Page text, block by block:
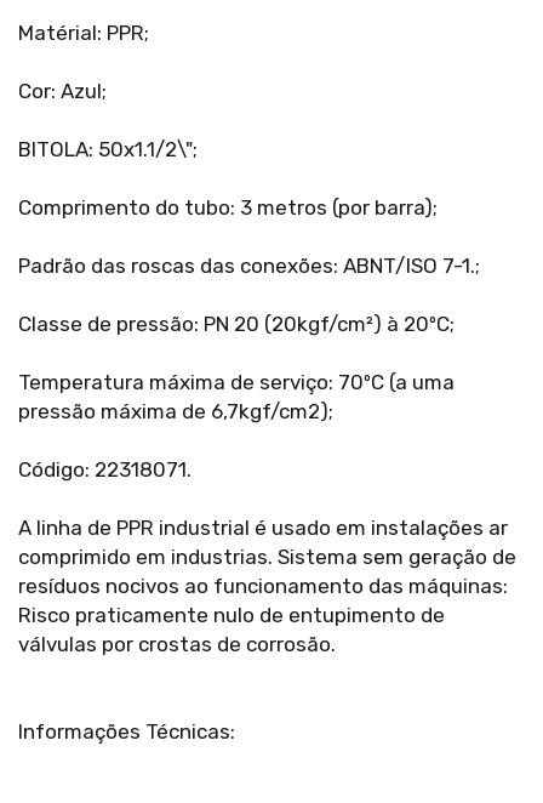
Matérial: PPR;
Cor: Azul;
BITOLA: 50x1.1/2\";
Comprimento do tubo: 3 metros (por barra);
Padrão das roscas das conexões: ABNT/ISO 7-1.;
Classe de pressão: PN 20 (20kgf/cm²) à 20ºC;
Temperatura máxima de serviço: 70ºC (a uma
pressão máxima de 6,7kgf/cm2);
Código: 22318071.
A linha de PPR industrial é usado em instalações ar
comprimido em industrias. Sistema sem geração de
resíduos nocivos ao funcionamento das máquinas:
Risco praticamente nulo de entupimento de
válvulas por crostas de corrosão.
Informações Técnicas: